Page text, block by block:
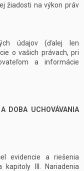
žiadosti na výkon práv
údajov (ďalej len
o vašich právach, pri
a informácie
DOBA UCHOVÁVANIA
evidencie a riešenia
III. Nariadenia